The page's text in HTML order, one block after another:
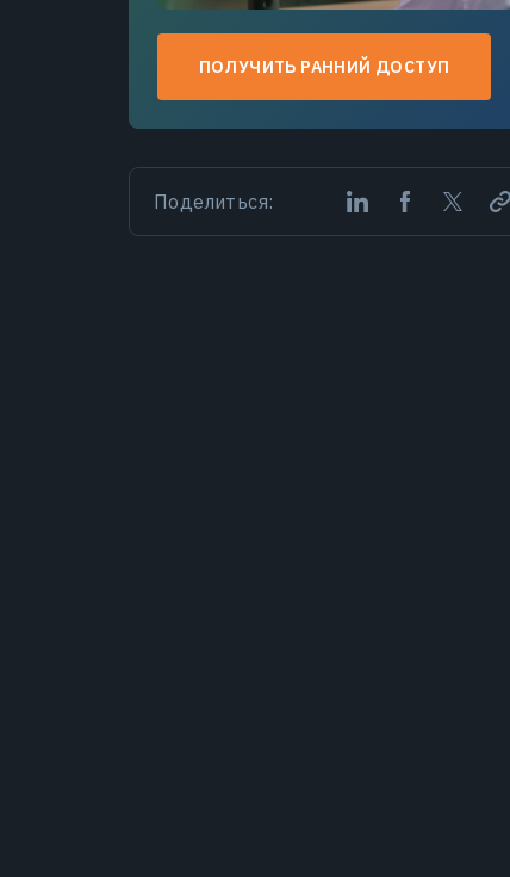
ПОЛУЧИТЬ РАННИЙ ДОСТУП
Поделиться: